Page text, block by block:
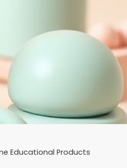
Educational Products